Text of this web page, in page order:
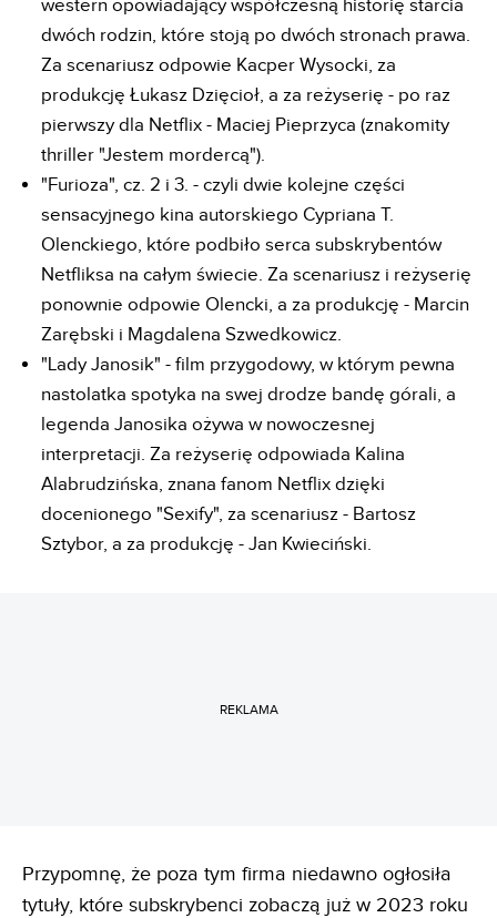
western opowiadający współczesną historię starcia
dwóch rodzin, które stoją po dwóch stronach prawa.
Za scenariusz odpowie Kacper Wysocki, za
produkcję Łukasz Dzięcioł, a za reżyserię - po raz
pierwszy dla Netflix - Maciej Pieprzyca (znakomity
thriller "Jestem mordercą").
"Furioza", cz. 2 i 3. - czyli dwie kolejne części
sensacyjnego kina autorskiego Cypriana T.
Olenckiego, które podbiło serca subskrybentów
Netfliksa na całym świecie. Za scenariusz i reżyserię
ponownie odpowie Olencki, a za produkcję - Marcin
Zarębski i Magdalena Szwedkowicz.
"Lady Janosik" - film przygodowy, w którym pewna
nastolatka spotyka na swej drodze bandę górali, a
legenda Janosika ożywa w nowoczesnej
interpretacji. Za reżyserię odpowiada Kalina
Alabrudzińska, znana fanom Netflix dzięki
docenionego "Sexify", za scenariusz - Bartosz
Sztybor, a za produkcję - Jan Kwieciński.
REKLAMA
Przypomnę, że poza tym firma niedawno ogłosiła
tytuły, które subskrybenci zobaczą już w 2023 roku